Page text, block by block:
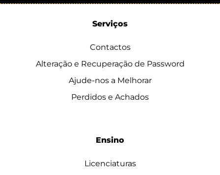
Serviços
Contactos
Alteração e Recuperação de Password
Ajude-nos a Melhorar
Perdidos e Achados
Ensino
Licenciaturas